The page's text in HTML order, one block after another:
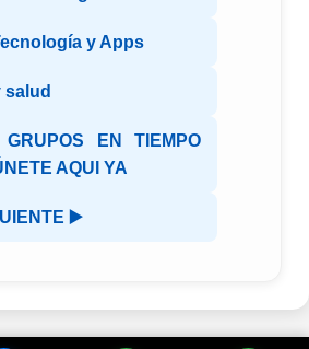
y Apps
salud
GRUPOS EN TIEMPO
AQUI YA
▶️